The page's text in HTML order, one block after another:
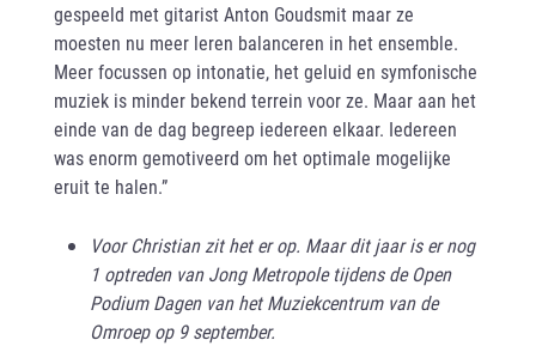
gespeeld met gitarist Anton Goudsmit maar ze
moesten nu meer leren balanceren in het ensemble.
Meer focussen op intonatie, het geluid en symfonische
muziek is minder bekend terrein voor ze. Maar aan het
einde van de dag begreep iedereen elkaar. Iedereen
was enorm gemotiveerd om het optimale mogelijke
eruit te halen.”
Voor Christian zit het er op. Maar dit jaar is er nog
1 optreden van Jong Metropole tijdens de Open
Podium Dagen van het Muziekcentrum van de
Omroep op 9 september.